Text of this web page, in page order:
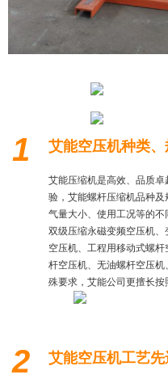
1 艾能空压机种类
艾能压缩机是高效、品质
验，艾能螺杆压缩机品种及
气量大小、使用工况等的不
双级压缩永磁变频空压机
空压机、工程用移动式螺
杆空压机、无油螺杆空压
殊要求，艾能公司更擅长按
2 艾能空压机工艺